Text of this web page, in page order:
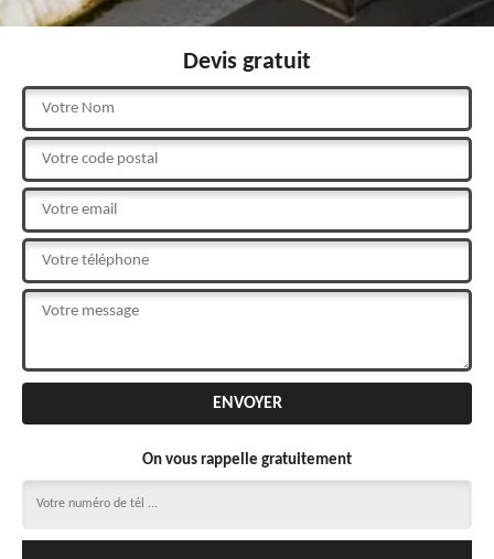
Devis gratuit
On vous rappelle gratuitement